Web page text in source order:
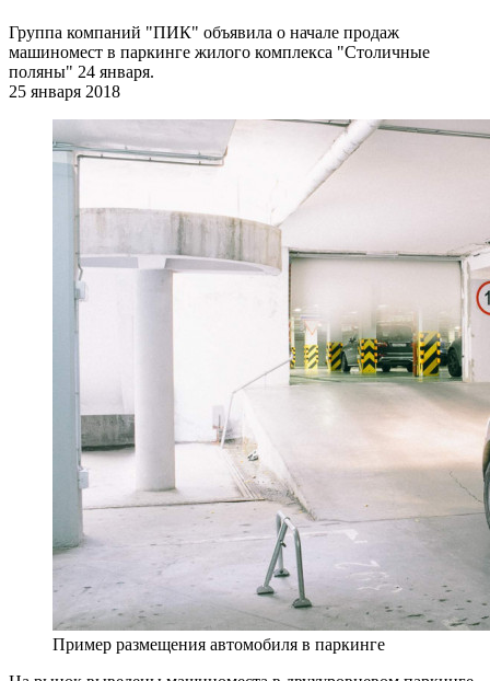
Группа компаний "ПИК" объявила о начале продаж
машиномест в паркинге жилого комплекса "Столичные
поляны" 24 января.
25 января 2018
Пример размещения автомобиля в паркинге